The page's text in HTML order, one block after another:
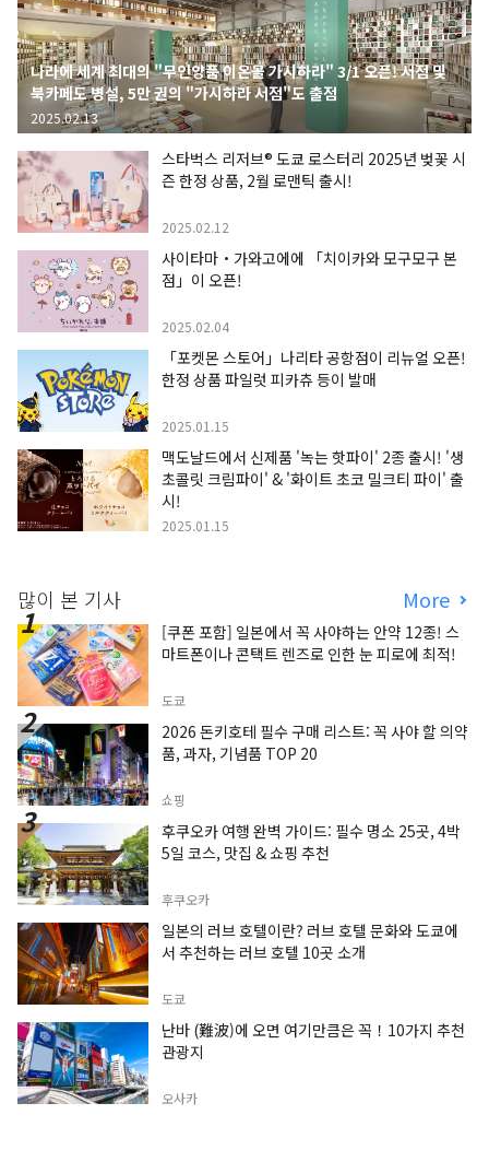
나라에 세계 최대의 "무인양품 이온몰 가시하라" 3/1 오픈! 서점 및
북카페도 병설, 5만 권의 "가시하라 서점"도 출점
2025.02.13
스타벅스 리저브® 도쿄 로스터리 2025년 벚꽃 시
즌 한정 상품, 2월 로맨틱 출시!
2025.02.12
사이타마・가와고에에 「치이카와 모구모구 본
점」이 오픈!
2025.02.04
「포켓몬 스토어」나리타 공항점이 리뉴얼 오픈!
한정 상품 파일럿 피카츄 등이 발매
2025.01.15
맥도날드에서 신제품 '녹는 핫파이' 2종 출시! '생
초콜릿 크림파이' & '화이트 초코 밀크티 파이' 출
시!
2025.01.15
많이 본 기사 More
[쿠폰 포함] 일본에서 꼭 사야하는 안약 12종! 스
마트폰이나 콘택트 렌즈로 인한 눈 피로에 최적!
도쿄
2026 돈키호테 필수 구매 리스트: 꼭 사야 할 의약
품, 과자, 기념품 TOP 20
쇼핑
후쿠오카 여행 완벽 가이드: 필수 명소 25곳, 4박
5일 코스, 맛집 & 쇼핑 추천
후쿠오카
일본의 러브 호텔이란? 러브 호텔 문화와 도쿄에
서 추천하는 러브 호텔 10곳 소개
도쿄
난바 (難波)에 오면 여기만큼은 꼭！10가지 추천
관광지
오사카